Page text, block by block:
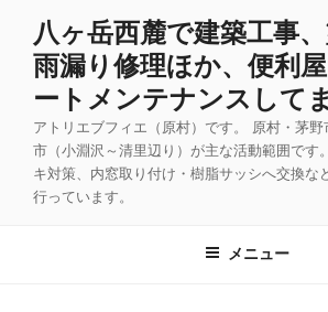
八ヶ岳西麓で建築工事、
雨漏り修理ほか、便利
ートメンテナンスして
アトリエブフィエ（原村）です。 原村・茅
市（小淵沢～清里辺り）が主な活動範囲です
キ対策、内窓取り付け・樹脂サッシへ交換な
行っています。
メニュー